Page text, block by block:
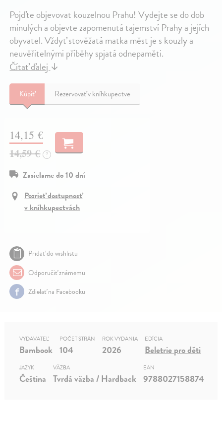
Pojďte objevovat kouzelnou Prahu! Vydejte se do dob
minulých a objevte zapomenutá tajemství Prahy a jejích
obyvatel. Vždyť stověžatá matka měst je s kouzly a
neuvěřitelnými příběhy spjatá odnepaměti.
Čítať ďalej↓
Kúpiť Rezervovať v kníhkupectve
14,15 €
14,59 €
?
Zasielame do 10 dní
Pozrieť dostupnosť
v kníhkupectvách
Pridať do wishlistu
Odporučiť známemu
Zdielať na Facebooku
VYDAVATEĽ
Bambook
POČET STRÁN
104
ROK VYDANIA
2026
EDÍCIA
Beletrie pro děti
JAZYK
Čeština
VÄZBA
Tvrdá väzba / Hardback
EAN
9788027158874